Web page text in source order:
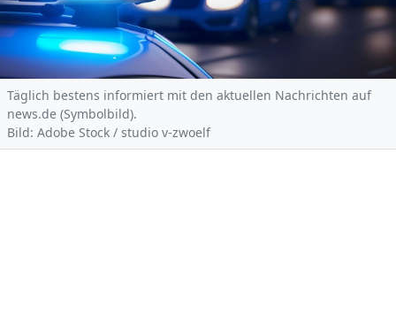
Täglich bestens informiert mit den aktuellen Nachrichten auf
news.de (Symbolbild).
Bild: Adobe Stock / studio v-zwoelf